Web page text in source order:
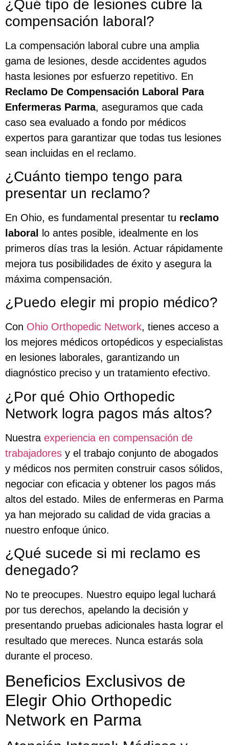
¿Qué tipo de lesiones cubre la
compensación laboral?
La compensación laboral cubre una amplia
gama de lesiones, desde accidentes agudos
hasta lesiones por esfuerzo repetitivo. En
Reclamo De Compensación Laboral Para
Enfermeras Parma, aseguramos que cada
caso sea evaluado a fondo por médicos
expertos para garantizar que todas tus lesiones
sean incluidas en el reclamo.
¿Cuánto tiempo tengo para
presentar un reclamo?
En Ohio, es fundamental presentar tu reclamo
laboral
lo antes posible, idealmente en los
primeros días tras la lesión. Actuar rápidamente
mejora tus posibilidades de éxito y asegura la
máxima compensación.
¿Puedo elegir mi propio médico?
Con Ohio Orthopedic Network, tienes acceso a
los mejores médicos ortopédicos y especialistas
en lesiones laborales, garantizando un
diagnóstico preciso y un tratamiento efectivo.
¿Por qué Ohio Orthopedic
Network logra pagos más altos?
Nuestra experiencia en compensación de
trabajadores y el trabajo conjunto de abogados
y médicos nos permiten construir casos sólidos,
negociar con eficacia y obtener los pagos más
altos del estado. Miles de enfermeras en Parma
ya han mejorado su calidad de vida gracias a
nuestro enfoque único.
¿Qué sucede si mi reclamo es
denegado?
No te preocupes. Nuestro equipo legal luchará
por tus derechos, apelando la decisión y
presentando pruebas adicionales hasta lograr el
resultado que mereces. Nunca estarás sola
durante el proceso.
Beneficios Exclusivos de
Elegir Ohio Orthopedic
Network en Parma